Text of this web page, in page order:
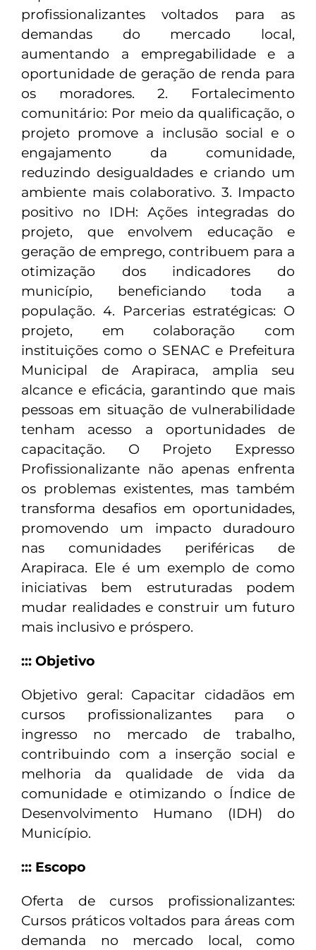
profissionalizantes voltados para as
demandas do mercado local,
aumentando a empregabilidade e a
oportunidade de geração de renda para
os moradores. 2. Fortalecimento
comunitário: Por meio da qualificação, o
projeto promove a inclusão social e o
engajamento da comunidade,
reduzindo desigualdades e criando um
ambiente mais colaborativo. 3. Impacto
positivo no IDH: Ações integradas do
projeto, que envolvem educação e
geração de emprego, contribuem para a
otimização dos indicadores do
município, beneficiando toda a
população. 4. Parcerias estratégicas: O
projeto, em colaboração com
instituições como o SENAC e Prefeitura
Municipal de Arapiraca, amplia seu
alcance e eficácia, garantindo que mais
pessoas em situação de vulnerabilidade
tenham acesso a oportunidades de
capacitação. O Projeto Expresso
Profissionalizante não apenas enfrenta
os problemas existentes, mas também
transforma desafios em oportunidades,
promovendo um impacto duradouro
nas comunidades periféricas de
Arapiraca. Ele é um exemplo de como
iniciativas bem estruturadas podem
mudar realidades e construir um futuro
mais inclusivo e próspero.
::: Objetivo
Objetivo geral: Capacitar cidadãos em
cursos profissionalizantes para o
ingresso no mercado de trabalho,
contribuindo com a inserção social e
melhoria da qualidade de vida da
comunidade e otimizando o Índice de
Desenvolvimento Humano (IDH) do
Município.
::: Escopo
Oferta de cursos profissionalizantes:
Cursos práticos voltados para áreas com
demanda no mercado local, como